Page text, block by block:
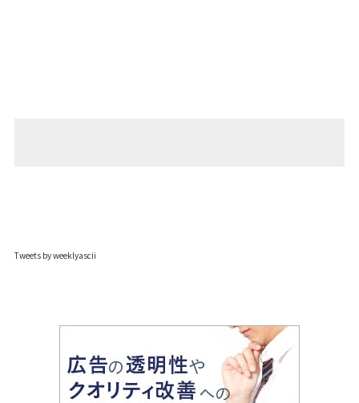
Tweets by weeklyascii